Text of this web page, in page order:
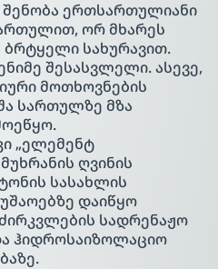
ერთსართულიანი
ორ მხარეს
სახურავით.
შესასვლელი. ასევე,
მოთხოვნების
სართულზე მზა
„ელემენტ
ღვინის
სასახლის
დაიწყო
სადრენაჟო
ჰიდროსაიზოლაციო